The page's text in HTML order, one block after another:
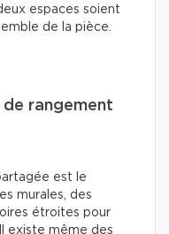
espaces soient
de la pièce.
rangement
est le
murales, des
étroites pour
existe même des